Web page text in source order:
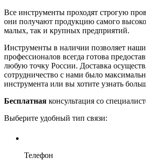
Все инструменты проходят строгую
они получают продукцию самого
малых, так и крупных предприятий.
Инструменты в наличии позволяет
профессионалов всегда готова
любую точку России. Доставка
сотрудничество с нами было
инструмента или вы хотите узнать
Бесплатная консультация со
Выберите удобный тип связи:
Телефон